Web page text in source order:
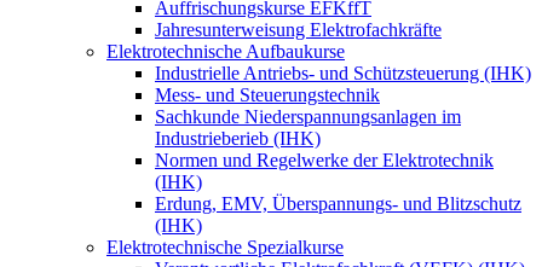
Auffrischungskurse EFKffT
Jahresunterweisung Elektrofachkräfte
Elektrotechnische Aufbaukurse
Industrielle Antriebs- und Schützsteuerung (IHK)
Mess- und Steuerungstechnik
Sachkunde Niederspannungsanlagen im
Industrieberieb (IHK)
Normen und Regelwerke der Elektrotechnik
(IHK)
Erdung, EMV, Überspannungs- und Blitzschutz
(IHK)
Elektrotechnische Spezialkurse